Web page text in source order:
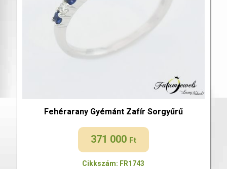
Fehérarany Gyémánt Zafír Sorgyűrű
371 000 Ft
Cikkszám: FR1743